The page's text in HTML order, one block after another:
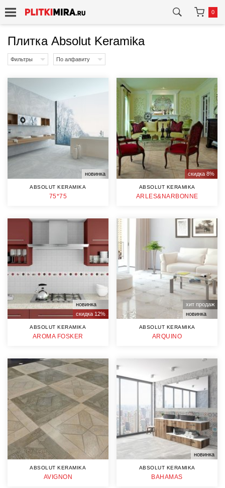
0
Плитка Absolut Keramika
Фильтры По алфавиту
новинка
ABSOLUT KERAMIKA
75*75
скидка 8%
ABSOLUT KERAMIKA
ARLES&NARBONNE
новинка
скидка 12%
ABSOLUT KERAMIKA
AROMA FOSKER
хит продаж
новинка
ABSOLUT KERAMIKA
ARQUINO
ABSOLUT KERAMIKA
AVIGNON
новинка
ABSOLUT KERAMIKA
BAHAMAS